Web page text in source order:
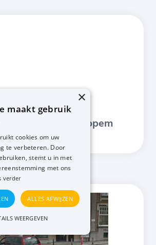
Wezembeek-Oppem
×
maakt gebruik
cookies om uw
te verbeteren. Door
stemt u in met
met ons
verder
ALLES AFWIJZEN
WEERGEVEN